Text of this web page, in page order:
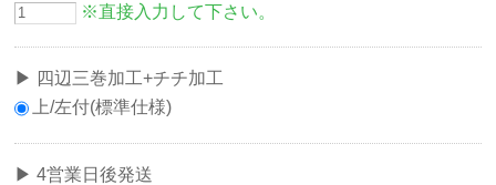
※直接入力して下さい。
四辺三巻加工+チチ加工
上/左付(標準仕様)
4営業日後発送